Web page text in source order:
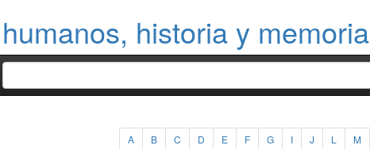
historia y memoria
A B C D E F G I J L M